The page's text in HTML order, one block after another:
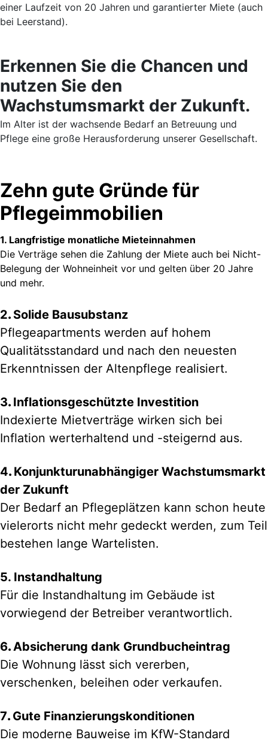
einer Laufzeit von 20 Jahren und garantierter Miete (auch
bei Leerstand).
Erkennen Sie die Chancen und
nutzen Sie den
Wachstumsmarkt der Zukunft.
Im Alter ist der wachsende Bedarf an Betreuung und
Pflege eine große Herausforderung unserer Gesellschaft.
Zehn gute Gründe für
Pflegeimmobilien
1. Langfristige monatliche Mieteinnahmen
Die Verträge sehen die Zahlung der Miete auch bei Nicht-
Belegung der Wohneinheit vor und gelten über 20 Jahre
und mehr.
2. Solide Bausubstanz
Pflegeapartments werden auf hohem
Qualitätsstandard und nach den neuesten
Erkenntnissen der Altenpflege realisiert.
3. Inflationsgeschützte Investition
Indexierte Mietverträge wirken sich bei
Inflation werterhaltend und -steigernd aus.
4. Konjunkturunabhängiger Wachstumsmarkt
der Zukunft
Der Bedarf an Pflegeplätzen kann schon heute
vielerorts nicht mehr gedeckt werden, zum Teil
bestehen lange Wartelisten.
5. Instandhaltung
Für die Instandhaltung im Gebäude ist
vorwiegend der Betreiber verantwortlich.
6. Absicherung dank Grundbucheintrag
Die Wohnung lässt sich vererben,
verschenken, beleihen oder verkaufen.
7. Gute Finanzierungskonditionen
Die moderne Bauweise im KfW-Standard